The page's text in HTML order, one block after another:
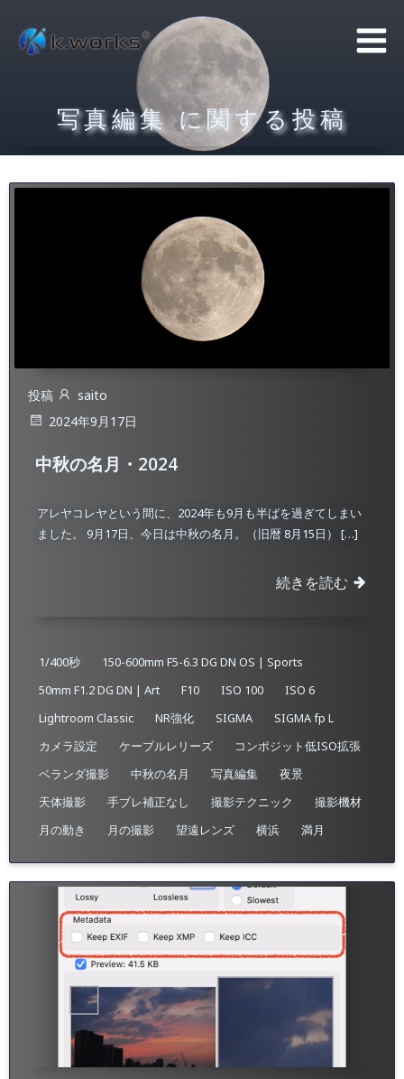
コ
ン
テ
ン
ツ
へ
キ
ッ
プ
写真編集 に関する投稿
投稿
saito
2024年9月17日
中秋の名月・2024
アレヤコレヤという間に、2024年も9月も半ばを過ぎてしまい
ました。 9月17日、今日は中秋の名月。（旧暦 8月15日） […]
続きを読む
1/400秒
150-600mm F5-6.3 DG DN OS | Sports
50mm F1.2 DG DN | Art
F10 ISO 100
ISO 6
Lightroom Classic
NR強化 SIGMA
SIGMA fp L
カメラ設定
ケーブルレリーズ
コンポジット低ISO拡張
ベランダ撮影
中秋の名月 写真編集
夜景
天体撮影
手ブレ補正なし 撮影テクニック
撮影機材
月の動き
月の撮影 望遠レンズ 横浜 満月